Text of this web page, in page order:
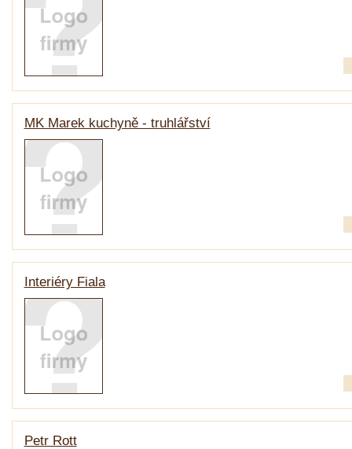
MK Marek kuchyně - truhlářství
Interiéry Fiala
Petr Rott